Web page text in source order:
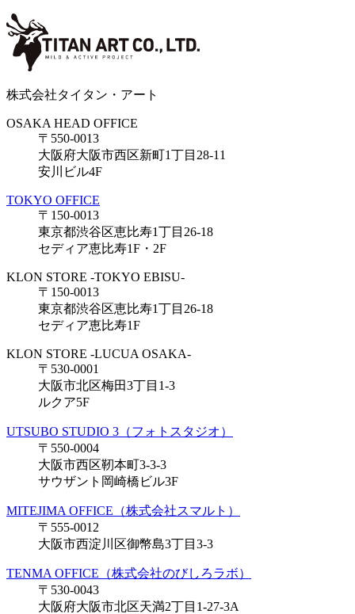
株式会社タイタン・アート
OSAKA HEAD OFFICE
〒550-0013
大阪府大阪市西区新町1丁目28-11
安川ビル4F
TOKYO OFFICE
〒150-0013
東京都渋谷区恵比寿1丁目26-18
セディア恵比寿1F・2F
KLON STORE -TOKYO EBISU-
〒150-0013
東京都渋谷区恵比寿1丁目26-18
セディア恵比寿1F
KLON STORE -LUCUA OSAKA-
〒530-0001
大阪市北区梅田3丁目1-3
ルクア5F
UTSUBO STUDIO 3（フォトスタジオ）
〒550-0004
大阪市西区靭本町3-3-3
サウザント岡崎橋ビル3F
MITEJIMA OFFICE（株式会社スマルト）
〒555-0012
大阪市西淀川区御幣島3丁目3-3
TENMA OFFICE（株式会社のびしろラボ）
〒530-0043
大阪府大阪市北区天満2丁目1-27-3A